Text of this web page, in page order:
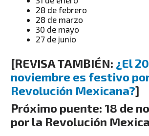
28 de febrero
28 de marzo
30 de mayo
27 de junio
[REVISA TAMBIÉN: ¿El
noviembre es festivo
Revolución Mexicana?]
Próximo puente: 18 de
por la Revolución